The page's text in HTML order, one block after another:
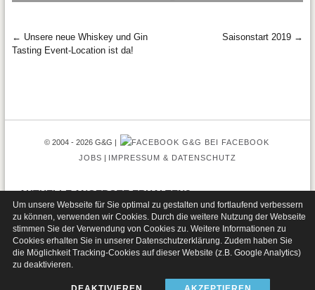
← Unsere neue Whiskey und Gin
Tasting Event-Location ist da!
Saisonstart 2019 →
© 2004 - 2026 G&G
G&G BEI FACEBOOK
JOBS
IMPRESSUM & DATENSCHUTZ
AKTUELLE ANGEBOTE ERHALTEN?
Um unsere Webseite für Sie optimal zu gestalten und fortlaufend verbessern
zu können, verwenden wir Cookies. Durch die weitere Nutzung der Webseite
stimmen Sie der Verwendung von Cookies zu. Weitere Informationen zu
Cookies erhalten Sie in unserer Datenschutzerklärung . Zudem haben Sie
die Möglichkeit Tracking-Cookies auf dieser Website (z.B. Google Analytics)
zu deaktivieren.